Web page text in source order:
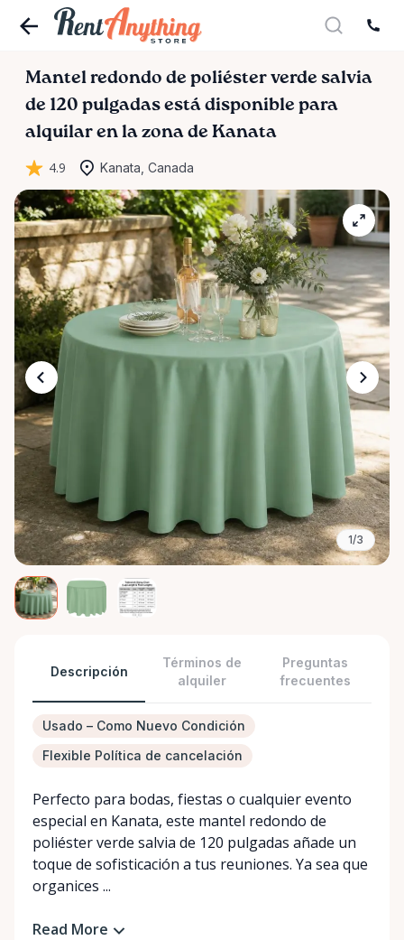
Mantel redondo de poliéster verde salvia
de 120 pulgadas está disponible para
alquilar en la zona de Kanata
4.9 Kanata, Canada
1/3
Descripción
Términos de
alquiler
Preguntas
frecuentes
Usado – Como Nuevo Condición
Flexible Política de cancelación
Perfecto para bodas, fiestas o cualquier evento
especial en Kanata, este mantel redondo de
poliéster verde salvia de 120 pulgadas añade un
toque de sofisticación a tus reuniones. Ya sea que
organices ...
Read More